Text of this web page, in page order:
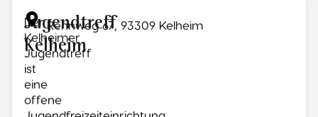
Jugendtreff
Kelheim
Der
Kelheimer
Jugendtreff
ist
eine
offene
Rennweg 67, 93309 Kelheim